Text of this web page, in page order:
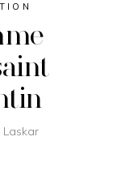
Laskar